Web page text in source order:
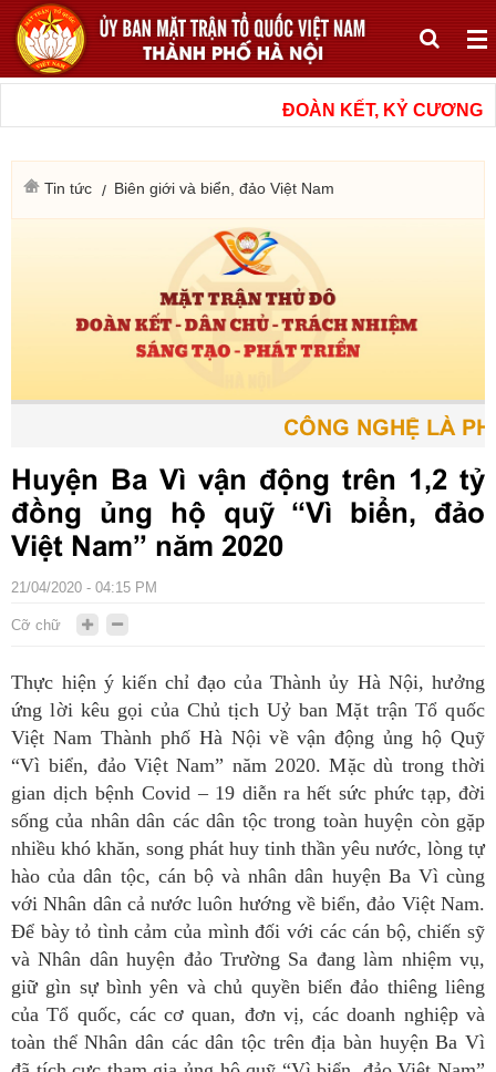
ĐOÀN KẾT, KỶ CƯƠNG,
Tin tức Biên giới và biển, đảo Việt Nam
CÔNG NGHỆ LÀ
Huyện Ba Vì vận động trên 1,2 tỷ
đồng ủng hộ quỹ “Vì biển, đảo
Việt Nam” năm 2020
21/04/2020 - 04:15 PM
Cỡ chữ
Thực hiện ý kiến chỉ đạo của Thành ủy Hà Nội, hưởng
ứng lời kêu gọi của Chủ tịch Uỷ ban Mặt trận Tổ quốc
Việt Nam Thành phố Hà Nội về vận động ủng hộ Quỹ
“Vì biển, đảo Việt Nam” năm 2020. Mặc dù trong thời
gian dịch bệnh Covid – 19 diễn ra hết sức phức tạp, đời
sống của nhân dân các dân tộc trong toàn huyện còn gặp
nhiều khó khăn, song phát huy tinh thần yêu nước, lòng tự
hào của dân tộc, cán bộ và nhân dân huyện Ba Vì cùng
với Nhân dân cả nước luôn hướng về biển, đảo Việt Nam.
Để bày tỏ tình cảm của mình đối với các cán bộ, chiến sỹ
và Nhân dân huyện đảo Trường Sa đang làm nhiệm vụ,
giữ gìn sự bình yên và chủ quyền biển đảo thiêng liêng
của Tổ quốc, các cơ quan, đơn vị, các doanh nghiệp và
toàn thể Nhân dân các dân tộc trên địa bàn huyện Ba Vì